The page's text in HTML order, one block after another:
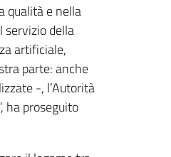
qualità e nella
servizio della
artificiale,
parte: anche
-, l’Autorità
ha proseguito